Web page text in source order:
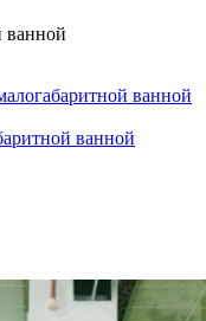
ванной
ванной
ванной